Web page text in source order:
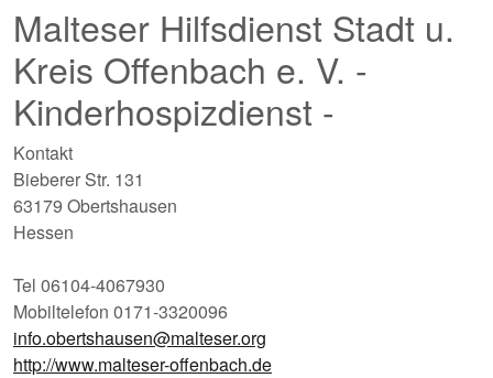
Malteser Hilfsdienst Stadt u.
Kreis Offenbach e. V. -
Kinderhospizdienst -
Kontakt
Bieberer Str. 131
63179 Obertshausen
Hessen
Tel 06104-4067930
Mobiltelefon 0171-3320096
info.obertshausen@malteser.org
http://www.malteser-offenbach.de